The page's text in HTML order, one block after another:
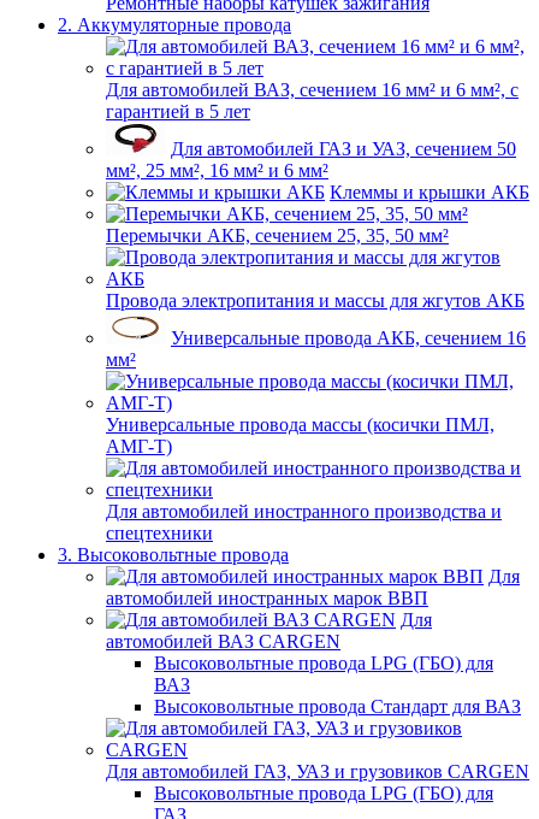
2. Аккумуляторные провода
Для автомобилей ВАЗ, сечением 16 мм² и 6 мм², с
гарантией в 5 лет
Для автомобилей ГАЗ и УАЗ, сечением 50
мм², 25 мм², 16 мм² и 6 мм²
Клеммы и крышки АКБ
Перемычки АКБ, сечением 25, 35, 50 мм²
Провода электропитания и массы для жгутов АКБ
Универсальные провода АКБ, сечением 16
мм²
Универсальные провода массы (косички ПМЛ,
АМГ-Т)
Для автомобилей иностранного производства и
спецтехники
3. Высоковольтные провода
Для
автомобилей иностранных марок ВВП
Для
автомобилей ВАЗ CARGEN
Высоковольтные провода LPG (ГБО) для
ВАЗ
Высоковольтные провода Стандарт для ВАЗ
Для автомобилей ГАЗ, УАЗ и грузовиков CARGEN
Высоковольтные провода LPG (ГБО) для
ГАЗ